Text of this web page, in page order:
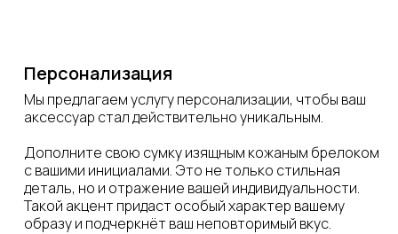
Персонализация
Мы предлагаем услугу персонализации, чтобы ваш
аксессуар стал действительно уникальным.
Дополните свою сумку изящным кожаным брелоком
с вашими инициалами. Это не только стильная
деталь, но и отражение вашей индивидуальности.
Такой акцент придаст особый характер вашему
образу и подчеркнёт ваш неповторимый вкус.